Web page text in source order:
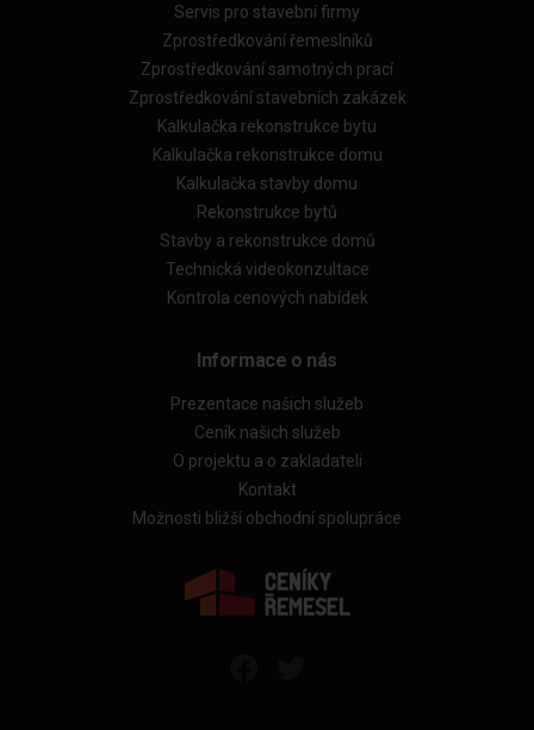
Servis pro stavební firmy
Zprostředkování řemeslníků
Zprostředkování samotných prací
Zprostředkování stavebních zakázek
Kalkulačka rekonstrukce bytu
Kalkulačka rekonstrukce domu
Kalkulačka stavby domu
Rekonstrukce bytů
Stavby a rekonstrukce domů
Technická videokonzultace
Kontrola cenových nabídek
Informace o nás
Prezentace našich služeb
Ceník našich služeb
O projektu a o zakladateli
Kontakt
Možnosti bližší obchodní spolupráce